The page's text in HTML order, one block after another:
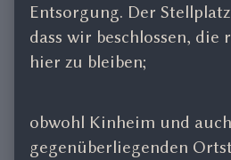
Entsorgung. Der
dass wir beschlossen, die
hier zu bleiben;
obwohl Kinheim und
gegenüberliegenden